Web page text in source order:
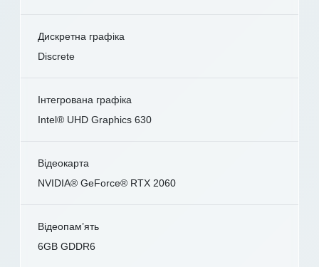
Дискретна графіка
Discrete
Інтегрована графіка
Intel® UHD Graphics 630
Відеокарта
NVIDIA® GeForce® RTX 2060
Відеопам’ять
6GB GDDR6